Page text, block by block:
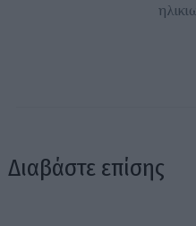
Διαβάστε επίσης